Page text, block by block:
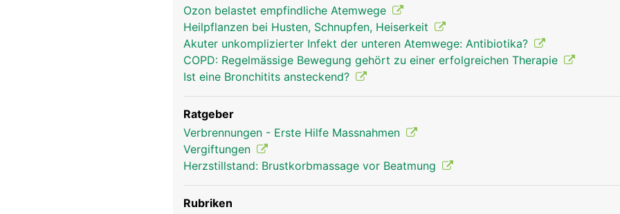
Ozon belastet empfindliche Atemwege
Heilpflanzen bei Husten, Schnupfen, Heiserkeit
Akuter unkomplizierter Infekt der unteren Atemwege: Antibiotika?
COPD: Regelmässige Bewegung gehört zu einer erfolgreichen Therapie
Ist eine Bronchitits ansteckend?
Ratgeber
Verbrennungen - Erste Hilfe Massnahmen
Vergiftungen
Herzstillstand: Brustkorbmassage vor Beatmung
Rubriken